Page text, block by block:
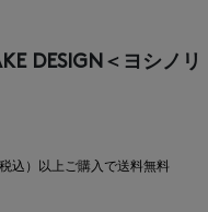
DESIGN＜ヨシノ
込）以上ご購入で送料無料